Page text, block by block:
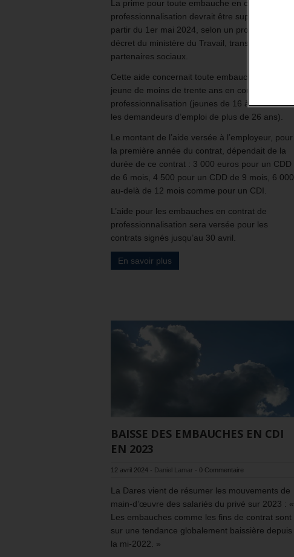
La prime pour toute embauche en contrat de
professionnalisation devrait être supprimée, à
partir du 1er mai 2024, selon un projet de
décret du ministère du Travail, transmis aux
partenaires sociaux.
Cette aide concernait toute embauche d’un
jeune de moins de trente ans en contrat de
professionnalisation (jeunes de 16 à 25 ans ou
les demandeurs d’emploi de plus de 26 ans).
Le montant de l’aide versée à l’employeur, pour
la première année du contrat, dépendait de la
durée de ce contrat : 3 000 euros pour un CDD
de 6 mois, 4 500 pour un CDD de 9 mois, 6 000
au-delà de 12 mois comme pour un CDI.
L’aide pour les embauches en contrat de
professionnalisation sera versée pour les
contrats signés jusqu’au 30 avril.
En savoir plus
BAISSE DES EMBAUCHES EN CDI
EN 2023
12 avril 2024 - Daniel Lamar - 0 Commentaire
La Dares vient de résumer les mouvements de
main-d’œuvre des salariés du privé sur 2023 : «
Les embauches comme les fins de contrat sont
sur une tendance globalement baissière depuis
la mi-2022. »